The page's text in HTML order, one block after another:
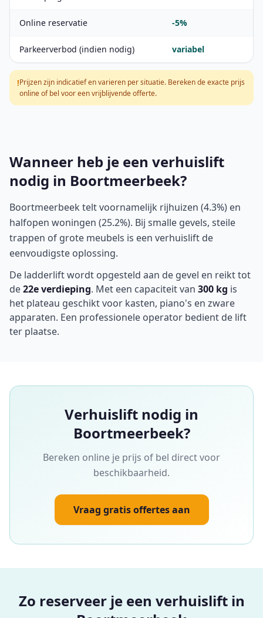
Online reservatie -5%
Parkeerverbod (indien nodig) variabel
!Prijzen zijn indicatief en varieren per situatie. Bereken de exacte prijs
online of bel voor een vrijblijvende offerte.
Wanneer heb je een verhuislift
nodig in Boortmeerbeek?
Boortmeerbeek telt voornamelijk rijhuizen (4.3%) en
halfopen woningen (25.2%). Bij smalle gevels, steile
trappen of grote meubels is een verhuislift de
eenvoudigste oplossing.
De ladderlift wordt opgesteld aan de gevel en reikt tot
de22e verdieping. Met een capaciteit van 300 kg is
het plateau geschikt voor kasten, piano's en zware
apparaten. Een professionele operator bedient de lift
ter plaatse.
Verhuislift nodig in
Boortmeerbeek?
Bereken online je prijs of bel direct voor
beschikbaarheid.
Vraag gratis offertes aan
Zo reserveer je een verhuislift in